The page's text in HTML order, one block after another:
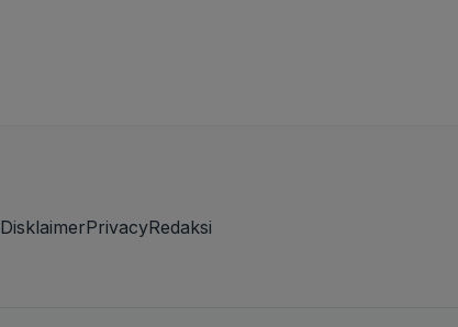
DisklaimerPrivacyRedaksi